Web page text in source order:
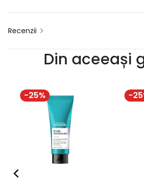
Recenzii
Din aceeași
-25% -25